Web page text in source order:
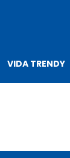
VIDA TRENDY